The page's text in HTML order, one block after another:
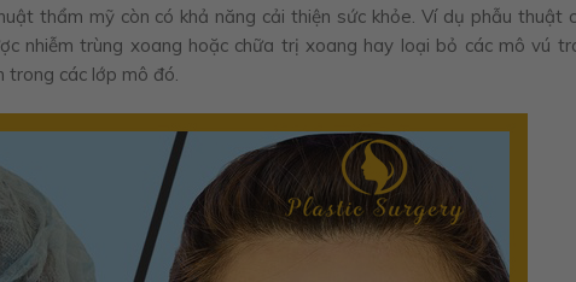
thẩm mỹ còn có khả năng cải thiện sức khỏe. Ví dụ phẫu thuật
nhiễm trùng xoang hoặc chữa trị xoang hay loại bỏ các mô vú
trong các lớp mô đó.